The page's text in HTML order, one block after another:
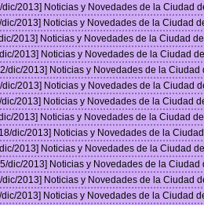
dic/2013] Noticias y Novedades de la Ciudad
dic/2013] Noticias y Novedades de la Ciudad
2013] Noticias y Novedades de la Ciudad
2013] Noticias y Novedades de la Ciudad
dic/2013] Noticias y Novedades de la
dic/2013] Noticias y Novedades de la Ciudad
dic/2013] Noticias y Novedades de la Ciudad
2013] Noticias y Novedades de la Ciudad
dic/2013] Noticias y Novedades de la
2013] Noticias y Novedades de la Ciudad
dic/2013] Noticias y Novedades de la
dic/2013] Noticias y Novedades de la Ciudad
dic/2013] Noticias y Novedades de la Ciudad